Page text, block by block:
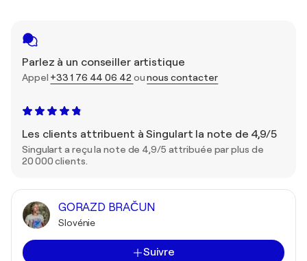
Parlez à un conseiller artistique
Appel +33 1 76 44 06 42ounous contacter
Les clients attribuent à Singulart la note de 4,9/5
Singulart a reçu la note de 4,9/5 attribuée par plus de
20 000 clients.
GORAZD BRAČUN
Slovénie
Suivre